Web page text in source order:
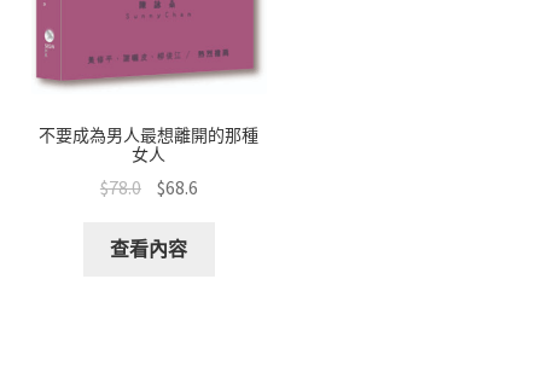
不要成為男人最想離開的那種
女人
$78.0 $68.6
查看內容